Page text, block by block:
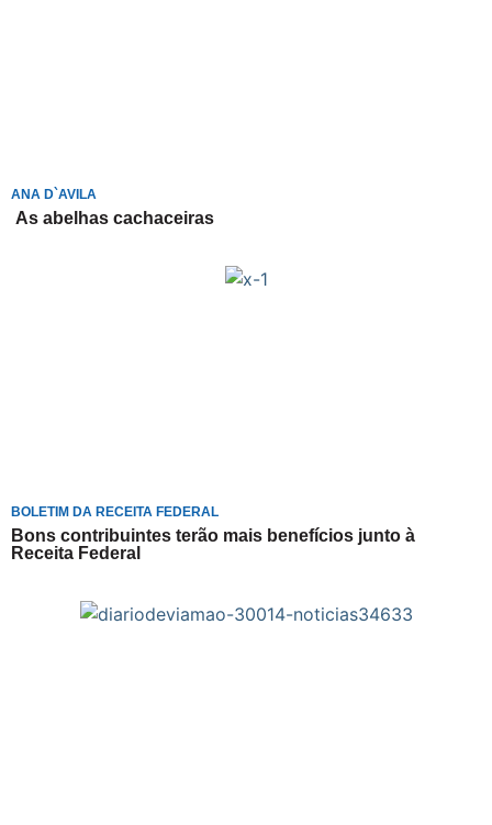
ANA D`AVILA
As abelhas cachaceiras
BOLETIM DA RECEITA FEDERAL
Bons contribuintes terão mais benefícios junto à
Receita Federal